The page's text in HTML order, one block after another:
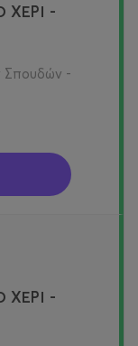
ΧΕΡΙ -
Σπουδών -
ΧΕΡΙ -